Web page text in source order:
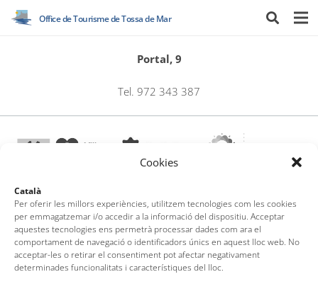
Cookies
Català
Per oferir les millors experiències, utilitzem tecnologies com les cookies
per emmagatzemar i/o accedir a la informació del dispositiu. Acceptar
aquestes tecnologies ens permetrà processar dades com ara el
comportament de navegació o identificadors únics en aquest lloc web. No
acceptar-les o retirar el consentiment pot afectar negativament
determinades funcionalitats i característiques del lloc.
Office de Tourisme de Tossa de Mar
Portal, 9
Tel. 972 343 387
Office de Tourisme de Tossa de Mar
Av. del Pelegrí, 25 – Edifici La Nau · 17320 – Tossa de Mar
(Girona – Costa Brava)